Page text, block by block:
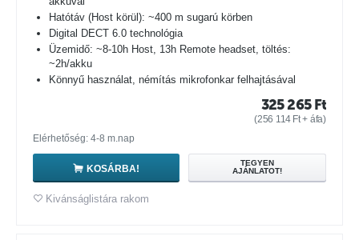
Hatótáv (Host körül): ~400 m sugarú körben
Digital DECT 6.0 technológia
Üzemidő: ~8-10h Host, 13h Remote headset, töltés:
~2h/akku
Könnyű használat, némítás mikrofonkar felhajtásával
325 265 Ft
(256 114 Ft+ áfa)
Elérhetőség: 4-8 m.nap
KOSÁRBA!
TEGYEN
AJÁNLATOT!
Kivánságlistára rakom